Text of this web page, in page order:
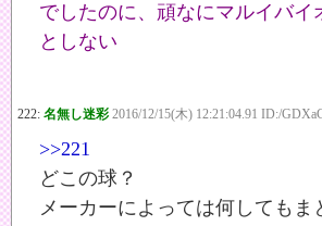
でしたのに、頑なにマルイバイ
としない
222: 名無し迷彩 2016/12/15(木) 12:21:04.91 ID:/
>>221
どこの球？
メーカーによっては何してもま